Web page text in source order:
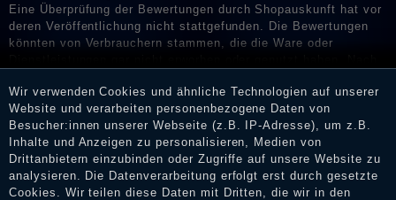
Eine Überprüfung der Bewertungen durch Shopauskunft hat vor
deren Veröffentlichung nicht stattgefunden. Die Bewertungen
könnten von Verbrauchern stammen, die die Ware oder
Bewertungen verifizieren und über die erfolgte Verifizierung im
Shop informieren.
Impressum
Wir verwenden Cookies und ähnliche Technologien auf unserer
Website und verarbeiten personenbezogene Daten von
Besucher:innen unserer Webseite (z.B. IP-Adresse), um z.B.
Inhalte und Anzeigen zu personalisieren, Medien von
Drittanbietern einzubinden oder Zugriffe auf unsere Website zu
analysieren. Die Datenverarbeitung erfolgt erst durch gesetzte
Cookies. Wir teilen diese Daten mit Dritten, die wir in den